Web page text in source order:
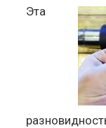
Эта